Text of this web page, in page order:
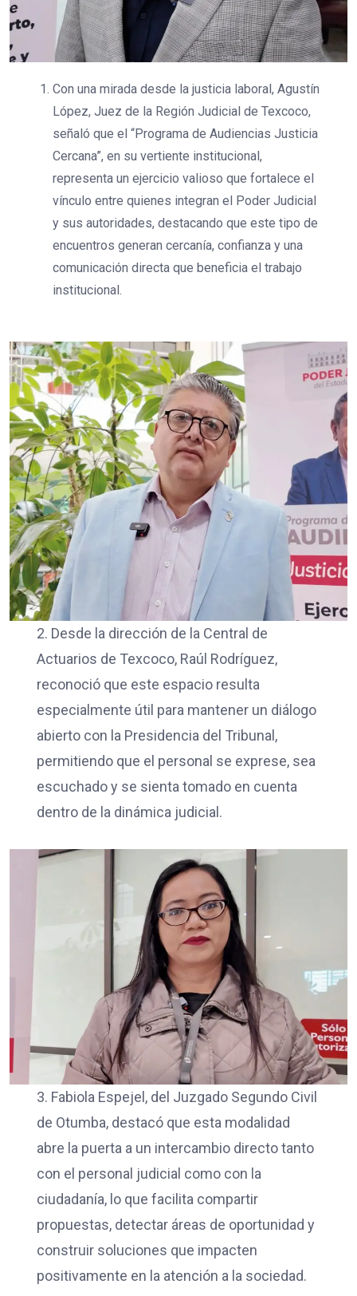
Con una mirada desde la justicia laboral, Agustín
López, Juez de la Región Judicial de Texcoco,
señaló que el “Programa de Audiencias Justicia
Cercana”, en su vertiente institucional,
representa un ejercicio valioso que fortalece el
vínculo entre quienes integran el Poder Judicial
y sus autoridades, destacando que este tipo de
encuentros generan cercanía, confianza y una
comunicación directa que beneficia el trabajo
institucional.
2. Desde la dirección de la Central de
Actuarios de Texcoco, Raúl Rodríguez,
reconoció que este espacio resulta
especialmente útil para mantener un diálogo
abierto con la Presidencia del Tribunal,
permitiendo que el personal se exprese, sea
escuchado y se sienta tomado en cuenta
dentro de la dinámica judicial.
3. Fabiola Espejel, del Juzgado Segundo Civil
de Otumba, destacó que esta modalidad
abre la puerta a un intercambio directo tanto
con el personal judicial como con la
ciudadanía, lo que facilita compartir
propuestas, detectar áreas de oportunidad y
construir soluciones que impacten
positivamente en la atención a la sociedad.